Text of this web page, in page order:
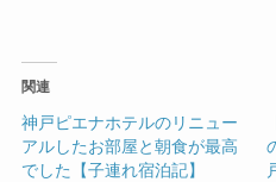
関連
神戸ピエナホテルのリニュー
アルしたお部屋と朝食が最高
でした【子連れ宿泊記】